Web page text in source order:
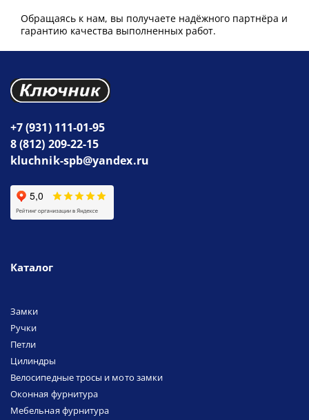
Обращаясь к нам, вы получаете надёжного партнёра и
гарантию качества выполненных работ.
+7 (931) 111-01-95
8 (812) 209-22-15
kluchnik-spb@yandex.ru
Каталог
Замки
Ручки
Петли
Цилиндры
Велосипедные тросы и мото замки
Оконная фурнитура
Мебельная фурнитура